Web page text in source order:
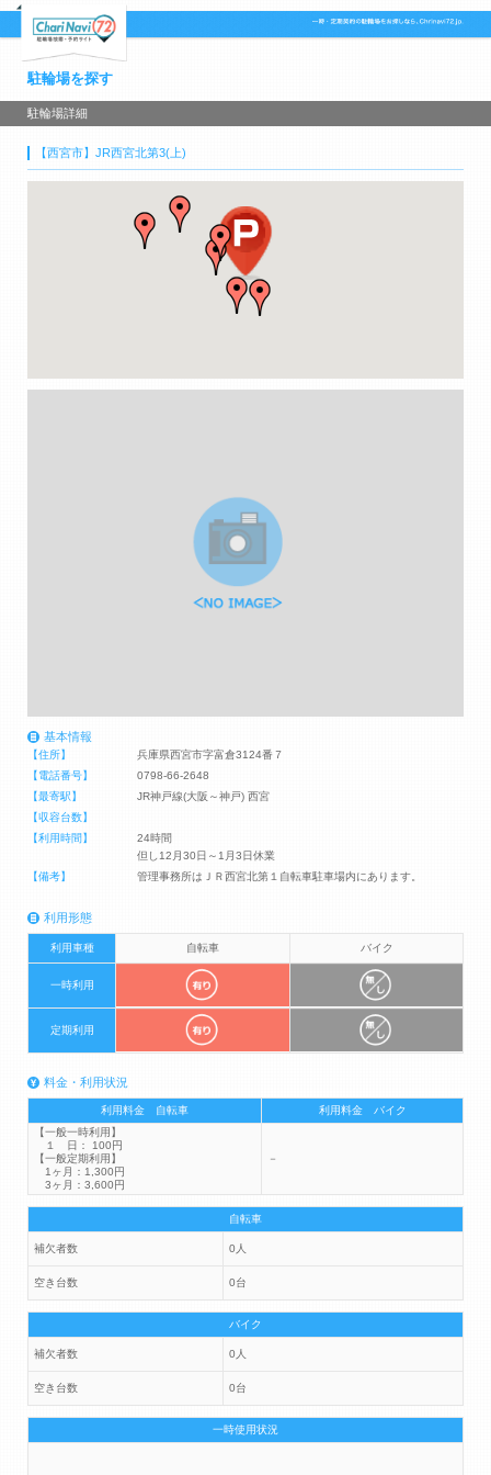
駐輪場を探す
駐輪場詳細
【西宮市】JR西宮北第3(上)
基本情報
【住所】
兵庫県西宮市字富倉3124番７
【電話番号】
0798-66-2648
【最寄駅】
JR神戸線(大阪～神戸) 西宮
【収容台数】
【利用時間】
24時間
但し12月30日～1月3日休業
【備考】
管理事務所はＪＲ西宮北第１自転車駐車場内にあります。
利用形態
利用車種 自転車 バイク
一時利用
定期利用
料金・利用状況
利用料金 自転車
利用料金 バイク
【一般一時利用】
１ 日： 100円
【一般定期利用】
1ヶ月：1,300円
3ヶ月：3,600円
－
自転車
補欠者数 0人
空き台数 0台
バイク
補欠者数 0人
空き台数 0台
一時使用状況